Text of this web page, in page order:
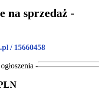
na sprzedaż -
/ 15660458